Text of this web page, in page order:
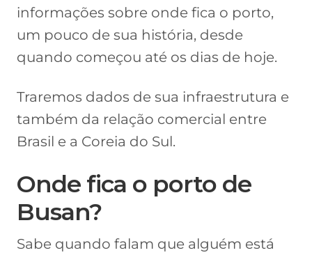
informações sobre onde fica o porto,
um pouco de sua história, desde
quando começou até os dias de hoje.
Traremos dados de sua infraestrutura e
também da relação comercial entre
Brasil e a Coreia do Sul.
Onde fica o porto de
Busan?
Sabe quando falam que alguém está